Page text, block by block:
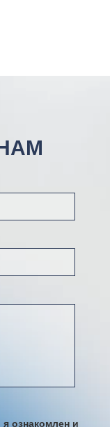
ознакомлен и